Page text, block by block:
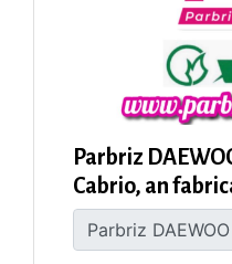
Parbriz
Cabrio, an